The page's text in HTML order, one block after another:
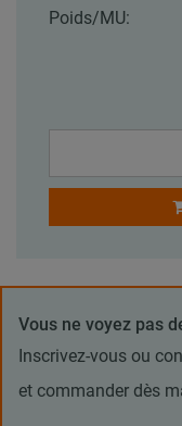
Poids/MU:
Vous ne voyez pas
Inscrivez-vous ou
et commander dès